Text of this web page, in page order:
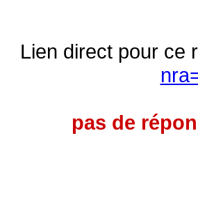
Lien direct pour ce
pas de